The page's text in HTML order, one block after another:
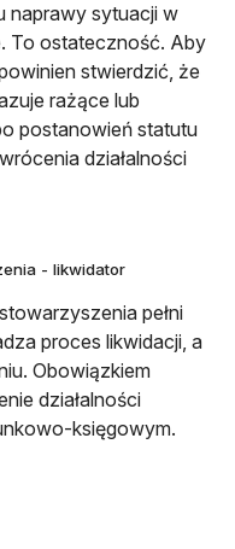
naprawy sytuacji w
To ostateczność. Aby
stwierdzić, że
rażące lub
postanowień statutu
działalności
- likwidator
pełni
proces likwidacji, a
Obowiązkiem
działalności
księgowym.